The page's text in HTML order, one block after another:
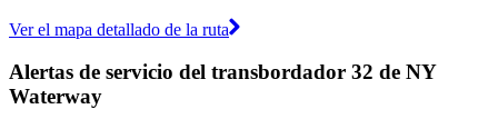
Ver el mapa detallado de la ruta
Alertas de servicio del transbordador 32 de NY
Waterway